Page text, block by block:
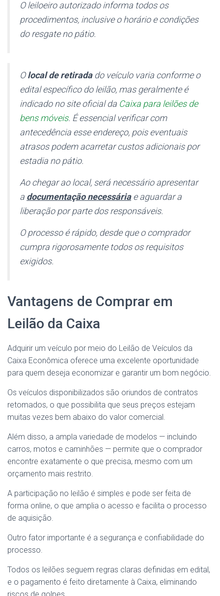
O leiloeiro autorizado informa todos os
procedimentos, inclusive o horário e condições
do resgate no pátio.
Olocal de retiradado veículo varia conforme o
edital específico do leilão, mas geralmente é
indicado no site oficial da Caixa para leilões de
bens móveis. É essencial verificar com
antecedência esse endereço, pois eventuais
atrasos podem acarretar custos adicionais por
estadia no pátio.
Ao chegar ao local, será necessário apresentar
a documentação necessáriae aguardar a
liberação por parte dos responsáveis.
O processo é rápido, desde que o comprador
cumpra rigorosamente todos os requisitos
exigidos.
Vantagens de Comprar em
Leilão da Caixa
Adquirir um veículo por meio do Leilão de Veículos da
Caixa Econômica oferece uma excelente oportunidade
para quem deseja economizar e garantir um bom negócio.
Os veículos disponibilizados são oriundos de contratos
retomados, o que possibilita que seus preços estejam
muitas vezes bem abaixo do valor comercial.
Além disso, a ampla variedade de modelos — incluindo
carros, motos e caminhões — permite que o comprador
encontre exatamente o que precisa, mesmo com um
orçamento mais restrito.
A participação no leilão é simples e pode ser feita de
forma online, o que amplia o acesso e facilita o processo
de aquisição.
Outro fator importante é a segurança e confiabilidade do
processo.
Todos os leilões seguem regras claras definidas em edital,
e o pagamento é feito diretamente à Caixa, eliminando